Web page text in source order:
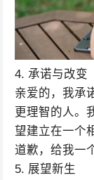
4. 承诺与改变
亲爱的，我承
更理智的人。
望建立在一个
道歉，给我一
5. 展望新生